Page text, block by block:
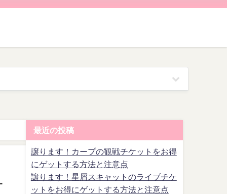
最近の投稿
譲ります！カープの観戦チケットをお得
にゲットする方法と注意点
譲ります！星屑スキャットのライブチケ
ットをお得にゲットする方法と注意点